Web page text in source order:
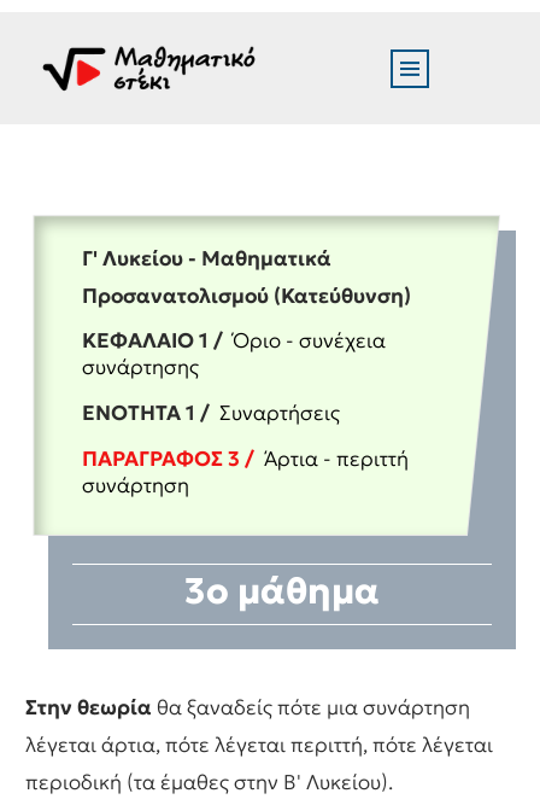
Γ' Λυκείου - Μαθηματικά
Προσανατολισμού (Κατεύθυνση)
ΚΕΦΑΛΑΙΟ 1 / Όριο - συνέχεια
συνάρτησης
ΕΝΟΤΗΤΑ 1 / Συναρτήσεις
ΠΑΡΑΓΡΑΦΟΣ 3 / Άρτια - περιττή
συνάρτηση
3ο μάθημα
Στην θεωρία θα ξαναδείς πότε μια συνάρτηση
λέγεται άρτια, πότε λέγεται περιττή, πότε λέγεται
περιοδική (τα έμαθες στην Β' Λυκείου).